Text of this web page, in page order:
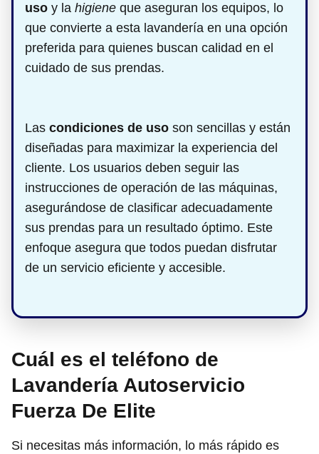
uso y la higiene que aseguran los equipos, lo
que convierte a esta lavandería en una opción
preferida para quienes buscan calidad en el
cuidado de sus prendas.
Las condiciones de uso son sencillas y están
diseñadas para maximizar la experiencia del
cliente. Los usuarios deben seguir las
instrucciones de operación de las máquinas,
asegurándose de clasificar adecuadamente
sus prendas para un resultado óptimo. Este
enfoque asegura que todos puedan disfrutar
de un servicio eficiente y accesible.
Cuál es el teléfono de
Lavandería Autoservicio
Fuerza De Elite
Si necesitas más información, lo más rápido es